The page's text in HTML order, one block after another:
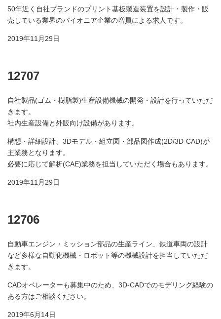
50年近く自社ブランドのプリント基板製造装置を設計・製作・販
売している業界のパイオニア企業の増員による求人です。
2019年11月29日
12707
自社製品(ゴム・樹脂製)生産設備機械の開発・設計を行っていただ
きます。
社内生産設備と外販向け設備があります。
構想・詳細設計、3Dモデル・組立図・部品図作成(2D/3D-CAD)が
主業務となります。
必要に応じて解析(CAE)業務を担当していただく場合もあります。
2019年11月29日
12706
自動車エンジン・ミッション部品の生産ライン、鉄道車両の設計
など多様な自動化機械・ロボット等の機械設計を担当していただ
きます。
CADオペレーターも募集中のため、3D-CADでのモデリング経験の
ある方はご相談ください。
2019年6月14日